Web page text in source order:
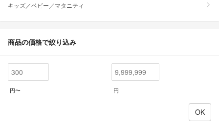
キッズ／ベビー／マタニティ
商品の価格で絞り込み
円〜 円